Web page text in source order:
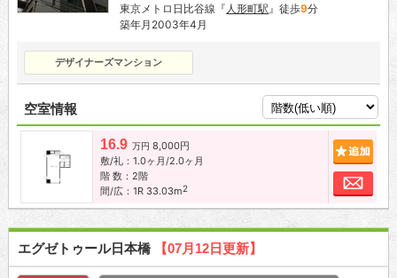
東京メトロ日比谷線『 人形町駅 』徒歩9分
築年月2003年4月
デザイナーズマンション
空室情報
16.9 万円 8,000円
敷/礼：1.0ヶ月/2.0ヶ月
階 数：2階
間/広：1R 33.03m2
お
エグゼトゥール日本橋 【07月12日更新】